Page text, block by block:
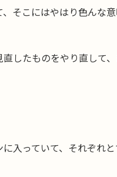
そこにはやはり色んな
したものをやり直して、
入っていて、それぞれ